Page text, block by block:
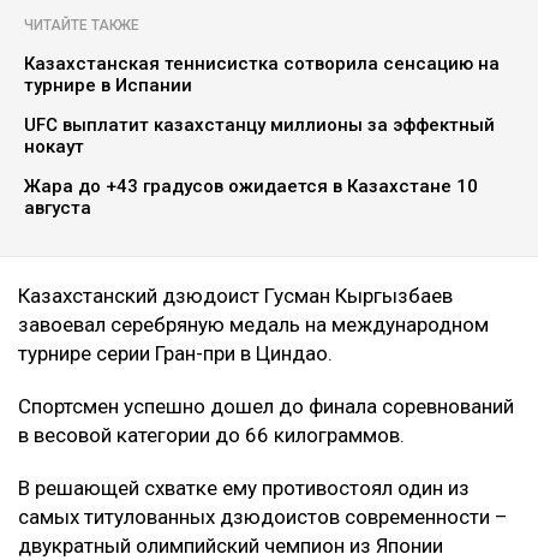
ЧИТАЙТЕ ТАКЖЕ
Казахстанская теннисистка сотворила сенсацию на
турнире в Испании
UFC выплатит казахстанцу миллионы за эффектный
нокаут
Жара до +43 градусов ожидается в Казахстане 10
августа
Казахстанский дзюдоист Гусман Кыргызбаев
завоевал серебряную медаль на международном
турнире серии Гран-при в Циндао.
Спортсмен успешно дошел до финала соревнований
в весовой категории до 66 килограммов.
В решающей схватке ему противостоял один из
самых титулованных дзюдоистов современности –
двукратный олимпийский чемпион из Японии